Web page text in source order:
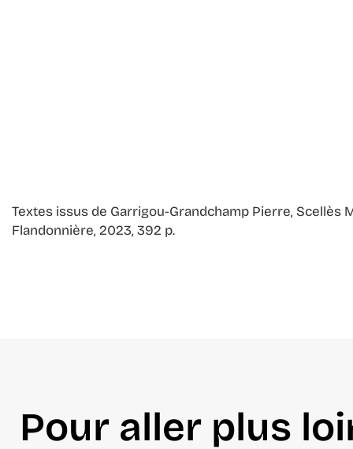
Textes issus de Garrigou-Grandchamp Pierre, Scellès
Flandonnière, 2023, 392 p.
Pour aller plus